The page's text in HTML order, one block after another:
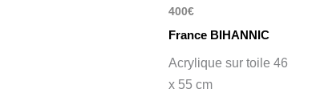
400€
France BIHANNIC
Acrylique sur toile 46
x 55 cm